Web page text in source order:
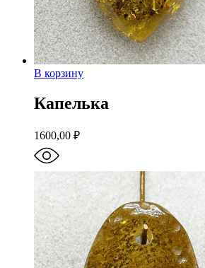
В корзину
Капелька
1600,00 ₽